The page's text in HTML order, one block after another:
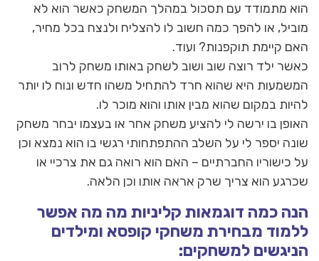
הוא מתמודד עם תסכול במהלך המשחק כאשר הוא לא
מוביל, או להפך כמה חשוב לו להצליח ולנצח בכל מחיר,
האם קיימת תוקפנות? ועוד.
כאשר ילד רוצה שוב ושוב לשחק באותו משחק לרוב
המשמעות היא שהוא חרד להתחיל משהו חדש ונוח לו יותר
להיות במקום שהוא מבין אותו והוא מוכר לו.
האופן בו ירשה לי להציע משחק אחר או בעצמו יבחר משחק
שונה יספר לי על השלב ההתפתחותי רגשי בו הוא נמצא וכן
על כישוריו החברתיים – האם הוא רואה גם את צרכיי או
שכרגע הוא צריך שרק אראה אותו וכן הלאה.
הנה כמה דוגמאות קליניות מה מה אפשר
ללמוד מבחירת משחקי קופסא ומילדים
הניגשים למשחקים: